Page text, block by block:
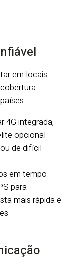
em locais
4G integrada,
opcional
de difícil
em tempo
para
mais rápida e